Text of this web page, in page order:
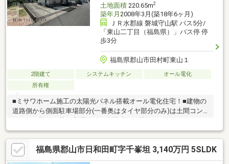
土地面積220.65m2
築年月 2008年3月(築18年6ヶ月)
ＪＲ水郡線 磐城守山駅 バス5分/
「東山二丁目（福島県）」バス停 停
歩3分
福島県郡山市田村町東山１
2階建て システムキッチン
オール電化
所有権
■ミサワホーム施工の太陽光パネル搭載オール電化住宅！■建物の
道路側から側面駐車場部分(一番奥はタイヤ部分のみ)は土間コン
ポイント。玄関横の1台分のみカーポート有■自然と共和した大規
模コミュニティの東山ヒルズ。49号線側に出ればブイチェーン、
クスリのアオキ、ツルハドラッグ、コメリ、デイリーヤマザキ、
ファミリーマートと店舗が揃っています！■本物件は集中浄化槽
福島県郡山市日和田町字千峯坦 3,140万円 5SLDK